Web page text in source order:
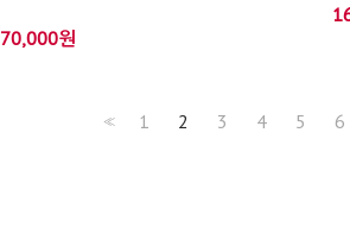
70,000원
<< 1 2 3 4 5 6